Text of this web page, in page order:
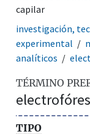
capilar
investigación,
experimental
analíticos
TÉRMINO
TIPO